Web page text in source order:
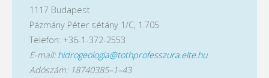
1117 Budapest
Pázmány Péter sétány 1/C, 1.705
Telefon: +36-1-372-2553
E-mail: hidrogeologia@tothprofesszura.elte.hu
Adószám: 18740385–1–43